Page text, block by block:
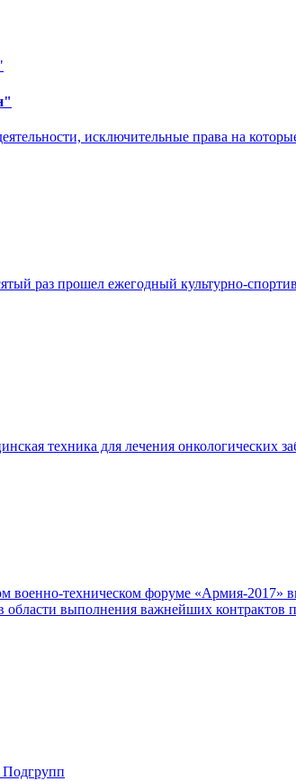
исключительные права на
раз прошел ежегодный культурно-
техника для лечения онкологических
техническом форуме «Армия-2017»
выполнения важнейших контрактов
Подгрупп